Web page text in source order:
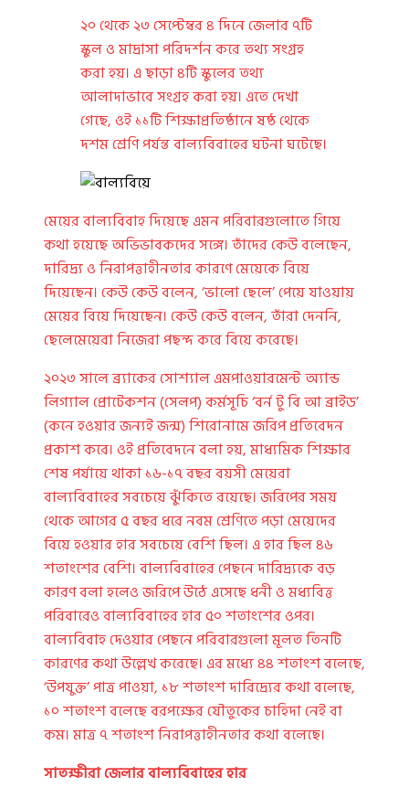
২০ থেকে ২৩ সেপ্টেম্বর ৪ দিনে জেলার ৭টি
স্কুল ও মাদ্রাসা পরিদর্শন করে তথ্য সংগ্রহ
করা হয়। এ ছাড়া ৪টি স্কুলের তথ্য
আলাদাভাবে সংগ্রহ করা হয়। এতে দেখা
গেছে, ওই ১১টি শিক্ষাপ্রতিষ্ঠানে ষষ্ঠ থেকে
দশম শ্রেণি পর্যন্ত বাল্যবিবাহের ঘটনা ঘটেছে।
মেয়ের বাল্যবিবাহ দিয়েছে এমন পরিবারগুলোতে গিয়ে
কথা হয়েছে অভিভাবকদের সঙ্গে। তাঁদের কেউ বলেছেন,
দারিদ্র্য ও নিরাপত্তাহীনতার কারণে মেয়েকে বিয়ে
দিয়েছেন। কেউ কেউ বলেন, ‘ভালো ছেলে’ পেয়ে যাওয়ায়
মেয়ের বিয়ে দিয়েছেন। কেউ কেউ বলেন, তাঁরা দেননি,
ছেলেমেয়েরা নিজেরা পছন্দ করে বিয়ে করেছে।
২০২৩ সালে ব্র্যাকের সোশ্যাল এমপাওয়ারমেন্ট অ্যান্ড
লিগ্যাল প্রোটেকশন (সেলপ) কর্মসূচি ‘বর্ন টু বি আ ব্রাইড’
(কনে হওয়ার জন্যই জন্ম) শিরোনামে জরিপ প্রতিবেদন
প্রকাশ করে। ওই প্রতিবেদনে বলা হয়, মাধ্যমিক শিক্ষার
শেষ পর্যায়ে থাকা ১৬-১৭ বছর বয়সী মেয়েরা
বাল্যবিবাহের সবচেয়ে ঝুঁকিতে রয়েছে। জরিপের সময়
থেকে আগের ৫ বছর ধরে নবম শ্রেণিতে পড়া মেয়েদের
বিয়ে হওয়ার হার সবচেয়ে বেশি ছিল। এ হার ছিল ৪৬
শতাংশের বেশি। বাল্যবিবাহের পেছনে দারিদ্র্যকে বড়
কারণ বলা হলেও জরিপে উঠে এসেছে ধনী ও মধ্যবিত্ত
পরিবারেও বাল্যবিবাহের হার ৫০ শতাংশের ওপর।
বাল্যবিবাহ দেওয়ার পেছনে পরিবারগুলো মূলত তিনটি
কারণের কথা উল্লেখ করেছে। এর মধ্যে ৪৪ শতাংশ বলেছে,
‘উপযুক্ত’ পাত্র পাওয়া, ১৮ শতাংশ দারিদ্র্যের কথা বলেছে,
১০ শতাংশ বলেছে বরপক্ষের যৌতুকের চাহিদা নেই বা
কম। মাত্র ৭ শতাংশ নিরাপত্তাহীনতার কথা বলেছে।
সাতক্ষীরা জেলার বাল্যবিবাহের হার